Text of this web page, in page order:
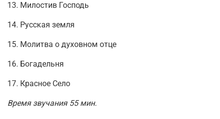
13. Милостив Господь
14. Русская земля
15. Молитва о духовном отце
16. Богадельня
17. Красное Село
Время звучания 55 мин.